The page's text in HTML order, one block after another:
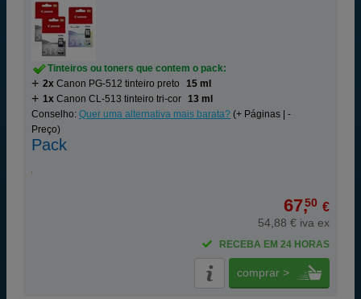
Tinteiros ou toners que contem o pack:
2x Canon PG-512 tinteiro preto
15 ml
1x Canon CL-513 tinteiro tri-cor 13 ml
Conselho: Quer uma alternativa mais barata? (+ Páginas | -
Preço)
Pack
67,50 €
54,88 € iva ex
RECEBA EM 24 HORAS
comprar >